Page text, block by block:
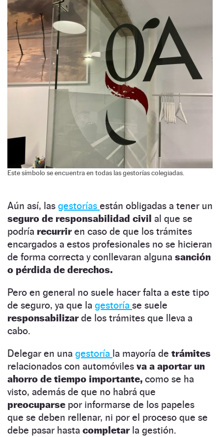
Este símbolo se encuentra en todas las gestorías colegiadas.
Aún así, las gestorías están obligadas a tener un
seguro de responsabilidad civil al que se
podría recurriren caso de que los trámites
encargados a estos profesionales no se hicieran
de forma correcta y conllevaran alguna sanción
o pérdida de derechos.
Pero en general no suele hacer falta a este tipo
de seguro, ya que la gestoría se suele
responsabilizarde los trámites que lleva a
cabo.
Delegar en una gestoría la mayoría de trámites
relacionados con automóviles va a aportar un
ahorro de tiempo importante, como se ha
visto, además de que no habrá que
preocuparse por informarse de los papeles
que se deben rellenar, ni por el proceso que se
debe pasar hasta completar la gestión.